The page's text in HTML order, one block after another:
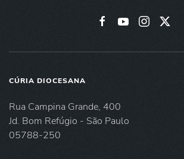
CÚRIA DIOCESANA
Rua Campina Grande, 400
Jd. Bom Refúgio - São Paulo
05788-250